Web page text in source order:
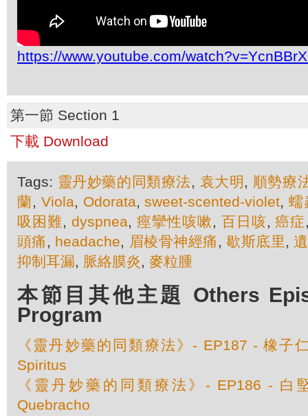
https://www.youtube.com/
第一節 Section 1
下載 Download
Tags: 靈丹妙藥的同類療法, 袁大明 , 順勢療
蘭, Viola, Odorata,sweet-scented-violet,蠕
吸困難, dyspnea, 痙攣性咳嗽, 百日咳,癌症
頭痛, headache, 眉棱骨神經痛,歇斯底里,
抑制耳漏, 脈絡膜炎, 麥粒腫
本節目其他主題 Others
Program
《靈丹妙藥的同類療法》- EP187 - 橡子
Spiritus
《靈丹妙藥的同類療法》- EP186 - 白
Quebracho